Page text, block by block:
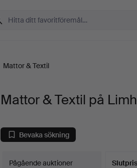
Mattor & Textil
Mattor & Textil på
Bevaka sökning
Pågående auktioner